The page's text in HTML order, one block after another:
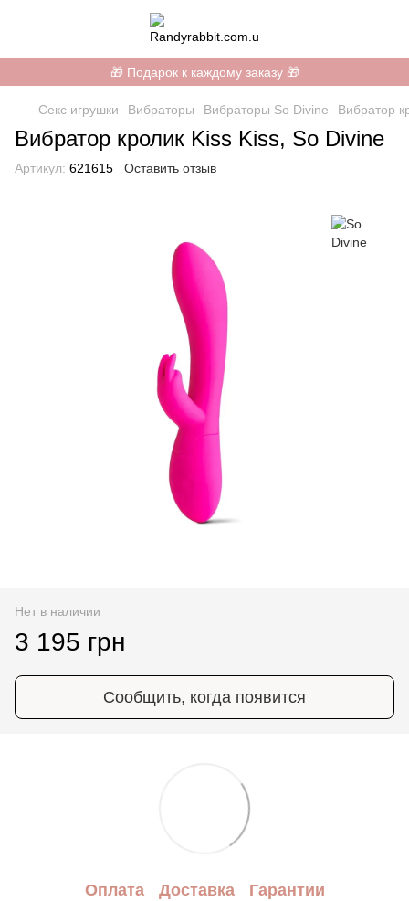
🎁 Подарок к каждому заказу 🎁
Секс игрушки Вибраторы Вибраторы So Divine Вибратор
Вибратор кролик Kiss Kiss, So Divine
Артикул: 621615 Оставить отзыв
Нет в наличии
3 195 грн
Сообщить, когда появится
Оплата Доставка Гарантии